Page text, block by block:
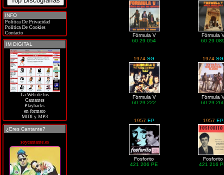
INFO
Política De Privacidad
Política De Cookies
Contacto
IM DIGITAL
La Web de los
Cantantes
Playbacks
en formato
MIDI y MP3
¿Eres Cantante?
soycantante.es
Fórmula V
60 29 054
Fórmula
60 29
1974SG
Fórmula V
60 29 222
1974SG
Fórmula
60 29
1957 EP
Fosforito
421 206 PE
1957 EP
Fosforito
421 216